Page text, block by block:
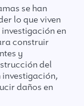
se han
lo que viven
en
construir
y
del
daños en